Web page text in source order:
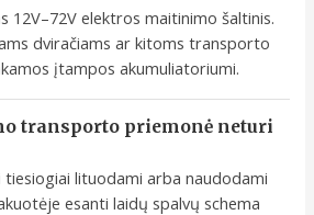
12V–72V elektros maitinimo šaltinis.
dviračiams ar kitoms transporto
įtampos akumuliatoriumi.
transporto priemonė neturi
lituodami arba naudodami
esanti laidų spalvų schema